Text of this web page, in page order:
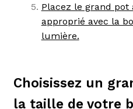
Placez le grand
approprié avec la
lumière.
Choisissez un
la taille de votre